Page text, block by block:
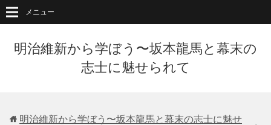
明治維新から学ぼう〜坂本龍馬と幕末の
志士に魅せられて
メニュー
明治維新から学ぼう〜坂本龍馬と幕末の志士に魅せ